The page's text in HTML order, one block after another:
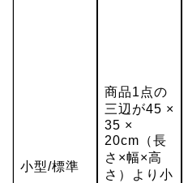
小型/標準
商品1点の
三辺が45 ×
35 ×
20cm（長
さ×幅×高
さ）より小